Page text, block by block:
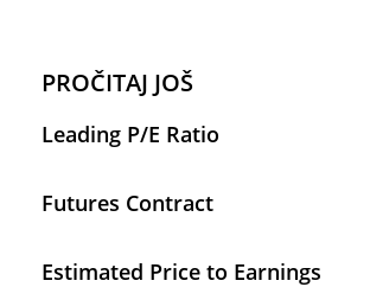
PROČITAJ JOŠ
Leading P/E Ratio
Futures Contract
Estimated Price to Earnings